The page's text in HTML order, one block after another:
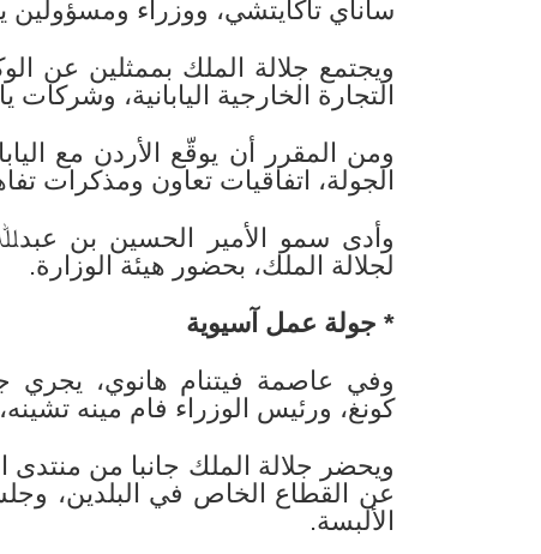
ساناي تاكايتشي، ووزراء ومسؤولين
ويجتمع جلالة الملك بممثلين عن
التجارة الخارجية اليابانية، وشركات
ومن المقرر أن يوقّع الأردن مع
الجولة، اتفاقيات تعاون ومذكرات
وأدى سمو الأمير الحسين بن عبدﷲ
لجلالة الملك، بحضور هيئة الوزارة.
* جولة عمل آسيوية
وفي عاصمة فيتنام هانوي، يجري
كونغ، ورئيس الوزراء فام مينه
ويحضر جلالة الملك جانبا من منتدى
عن القطاع الخاص في البلدين،
الألبسة.